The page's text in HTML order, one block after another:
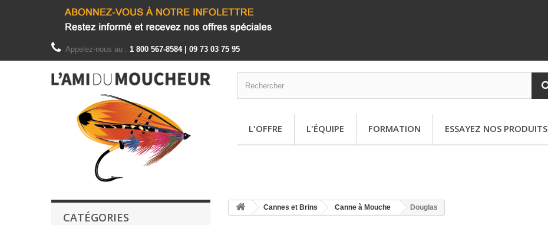
Appelez-nous au : 1 800 567-8584 | 09 73 03 75 95
L'OFFRE L'ÉQUIPE FORMATION ESSAYEZ NOS PRODUITS
CATÉGORIES
Cannes et Brins Canne à Mouche Douglas